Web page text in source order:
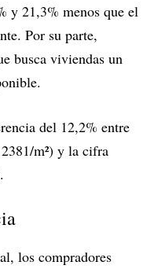
y 21,3% menos que el
Por su parte,
busca viviendas un
del 12,2% entre
m²) y la cifra
los compradores